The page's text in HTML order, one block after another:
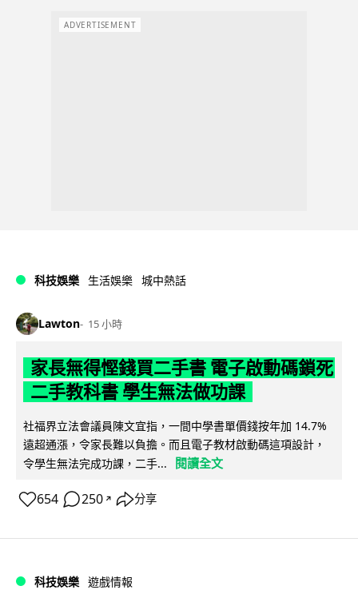
ADVERTISEMENT
科技娛樂 生活娛樂 城中熱話
Lawton 15 小時
家長無得慳錢買二手書 電子啟動碼鎖死
二手教科書 學生無法做功課
社福界立法會議員陳文宜指，一間中學書單價錢按年加 14.7%
遠超通漲，令家長難以負擔。而且電子教材啟動碼這項設計，
令學生無法完成功課，二手...
閱讀全文
654 250 ↗ 分享
科技娛樂 遊戲情報